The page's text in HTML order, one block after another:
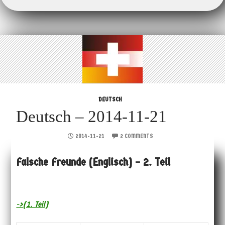
DEUTSCH
Deutsch – 2014-11-21
2014-11-21 2 COMMENTS
Falsche Freunde (Englisch) – 2. Teil
->(1. Teil)